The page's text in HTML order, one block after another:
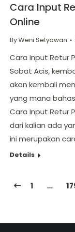
Cara Input
Online
ByWeni Setyawan
Cara Input Retur
Sobat Acis,
akan kembali
yang mana
Cara Input Retur
dari kalian ada
ini merupakan
Details
1 …